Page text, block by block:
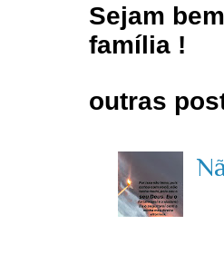
Sejam
família !
outras